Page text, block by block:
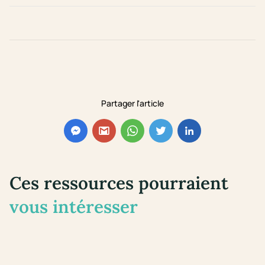
Partager l'article
Ces ressources pourraient
vous intéresser